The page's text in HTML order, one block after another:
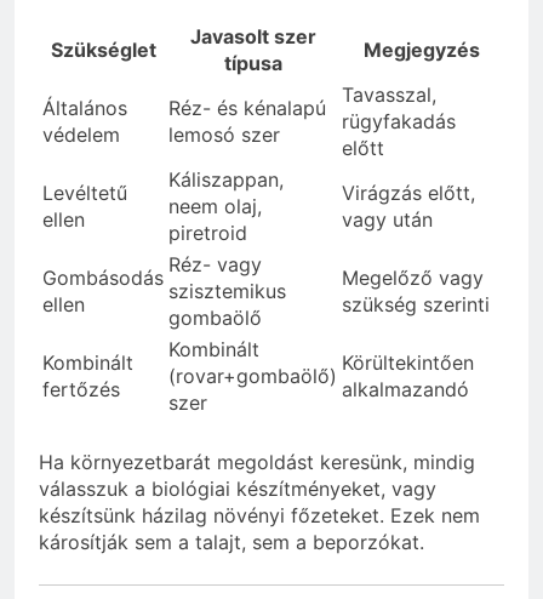
Szükséglet
Javasolt szer
típusa
Megjegyzés
Általános
védelem
Réz- és kénalapú
lemosó szer
Tavasszal,
rügyfakadás
előtt
Levéltetű
ellen
Káliszappan,
neem olaj,
piretroid
Virágzás előtt,
vagy után
Gombásodás
ellen
Réz- vagy
szisztemikus
gombaölő
Megelőző vagy
szükség szerinti
Kombinált
fertőzés
Kombinált
(rovar+gombaölő)
szer
Körültekintően
alkalmazandó
Ha környezetbarát megoldást keresünk, mindig
válasszuk a biológiai készítményeket, vagy
készítsünk házilag növényi főzeteket. Ezek nem
károsítják sem a talajt, sem a beporzókat.